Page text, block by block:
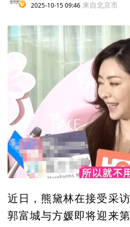
2025-10-15 09:46 来自北京市
近日，熊黛林在接受采
郭富城与方媛即将迎来